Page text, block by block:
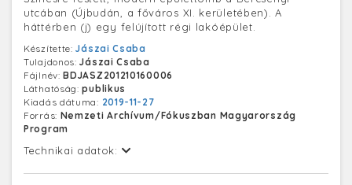
utcában (Újbudán, a főváros XI. kerületében). A
háttérben (j) egy felújított régi lakóépület.
Készítette:Jászai Csaba
Tulajdonos:Jászai Csaba
Fájlnév:BDJASZ201210160006
Láthatóság:publikus
Kiadás dátuma: 2019-11-27
Forrás: Nemzeti Archívum/Fókuszban Magyarország
Program
Technikai adatok: